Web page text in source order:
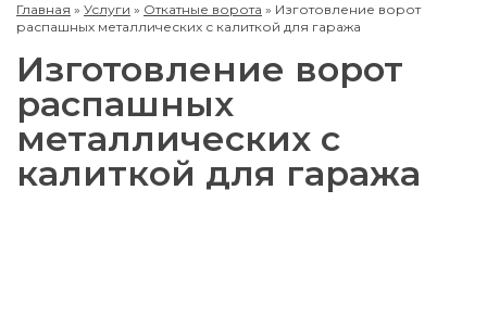
Главная » Услуги » Откатные ворота » Изготовление ворот
распашных металлических с калиткой для гаража
Изготовление ворот
распашных
металлических с
калиткой для гаража